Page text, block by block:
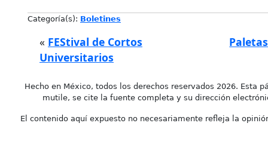
Categoría(s): Boletines
« FEStival de Cortos
Universitarios
Hecho en México, todos los derechos reservados 2026. Esta
mutile, se cite la fuente completa y su dirección
El contenido aquí expuesto no necesariamente refleja la